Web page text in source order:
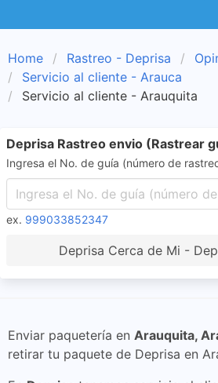
Home Rastreo - Deprisa
Servicio al cliente - Arauca
Servicio al cliente - Arauquita
Deprisa Rastreo envio (Rastrear
Ingresa el No. de guía (número de
ex. 999033852347
Deprisa Cerca de Mi -
Enviar paquetería en Arauquita,
retirar tu paquete de Deprisa en